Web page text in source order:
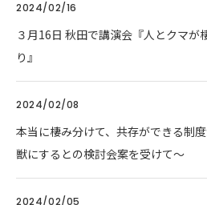
2024/02/16
３月16日 秋田で講演会『人とクマが
り』
2024/02/08
本当に棲み分けて、共存ができる制
獣にするとの検討会案を受けて～
2024/02/05